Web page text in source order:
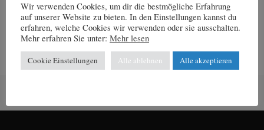
Wir verwenden Cookies, um dir die bestmögliche Erfahrung
auf unserer Website zu bieten. In den Einstellungen kannst du
erfahren, welche Cookies wir verwenden oder sie ausschalten.
Mehr erfahren Sie unter: Mehr lesen
Cookie Einstellungen Alle ablehnen Alle akzeptieren